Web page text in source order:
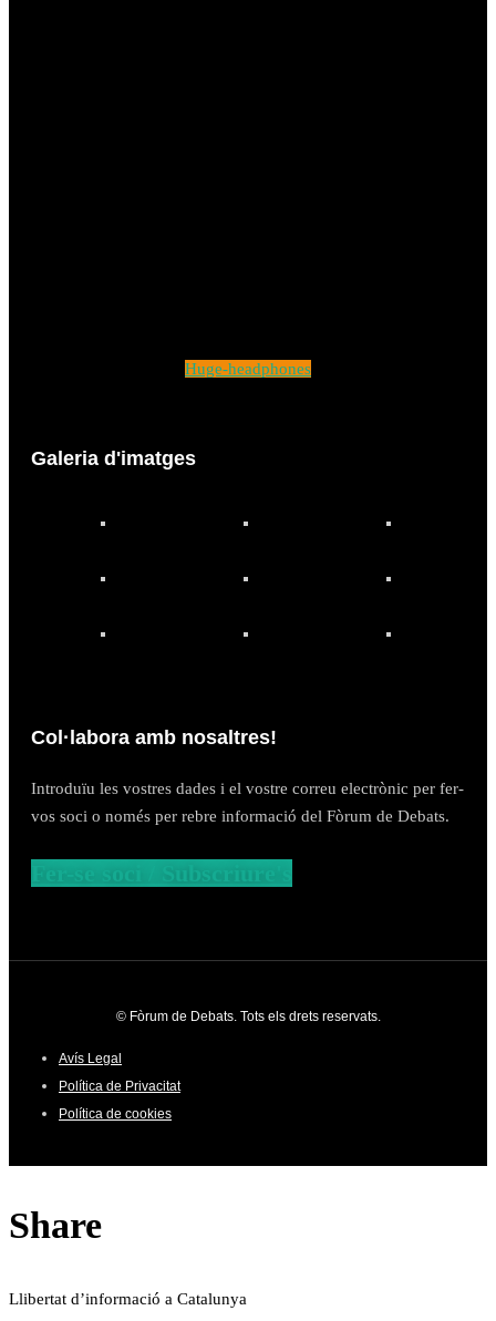
Huge-headphones
Galeria d'imatges
Col·labora amb nosaltres!
Introduïu les vostres dades i el vostre correu electrònic per fer-
vos soci o només per rebre informació del Fòrum de Debats.
Fer-se soci / Subscriure's
© Fòrum de Debats. Tots els drets reservats.
Avís Legal
Política de Privacitat
Política de cookies
Share
Llibertat d’informació a Catalunya